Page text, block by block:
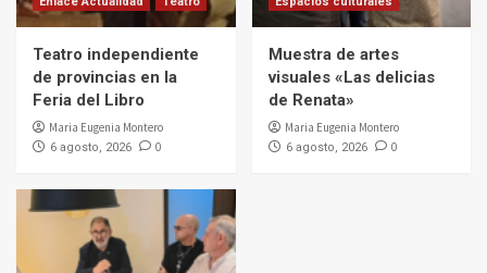
Teatro independiente
de provincias en la
Feria del Libro
Maria Eugenia Montero
6 agosto, 2026 0
Muestra de artes
visuales «Las delicias
de Renata»
Maria Eugenia Montero
6 agosto, 2026 0